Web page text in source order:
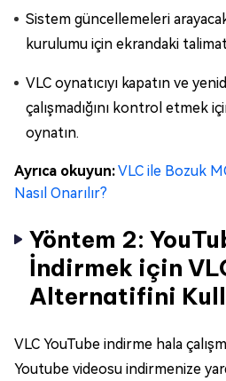
Sistem güncellemeleri
kurulumu için ekrandaki
VLC oynatıcıyı kapatın ve
çalışmadığını kontrol etmek
oynatın.
Ayrıca okuyun:VLC ile Bozuk
Nasıl Onarılır?
Yöntem 2:
İndirmek için
Alternatifini
VLC YouTube indirme hala
Youtube videosu indirmenize